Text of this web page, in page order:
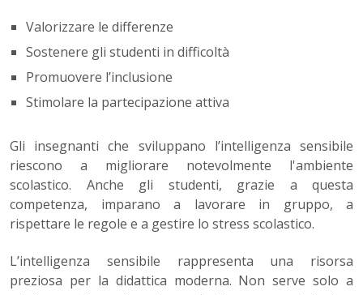
Valorizzare le differenze
Sostenere gli studenti in difficoltà
Promuovere l’inclusione
Stimolare la partecipazione attiva
Gli insegnanti che sviluppano l’intelligenza sensibile
riescono a migliorare notevolmente l'ambiente
scolastico. Anche gli studenti, grazie a questa
competenza, imparano a lavorare in gruppo, a
rispettare le regole e a gestire lo stress scolastico.
L’intelligenza sensibile rappresenta una risorsa
preziosa per la didattica moderna. Non serve solo a